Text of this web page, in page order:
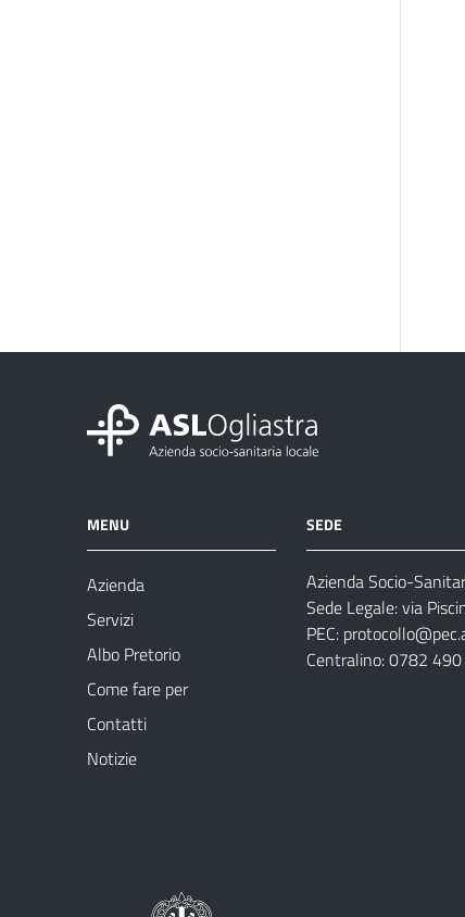
MENU
Azienda
Servizi
Albo Pretorio
Come fare per
Contatti
Notizie
SEDE
Azienda Socio-
Sede Legale: via
PEC:
Centralino: 0782